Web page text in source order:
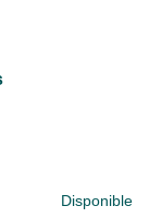
Disponible